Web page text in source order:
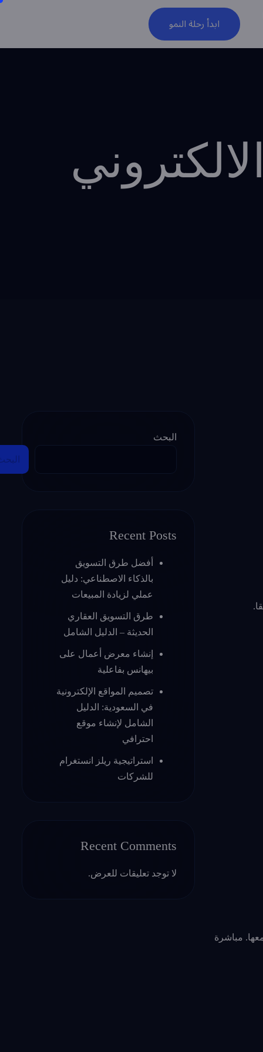
ابدأ رحلة النمو
مباشرة
البحث
Recent Posts
أفضل طرق التسويق
بالذكاء الاصطناعي: دليل
عملي لزيادة المبيعات
طرق التسويق العقاري
الحديثة – الدليل الشامل
إنشاء معرض أعمال على
بيهانس بفاعلية
تصميم المواقع الإلكترونية
في السعودية: الدليل
الشامل لإنشاء موقع
احترافي
استراتيجية ريلز انستغرام
للشركات
Recent Comments
لا توجد تعليقات للعرض.